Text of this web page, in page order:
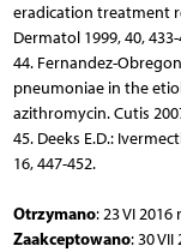
eradication treatment
Dermatol 1999, 40, 433-
44. Fernandez-
pneumoniae in the
azithromycin. Cutis
45. Deeks E.D.:
16, 447-452.
Otrzymano: 23 VI 2016
Zaakceptowano: 30 VII